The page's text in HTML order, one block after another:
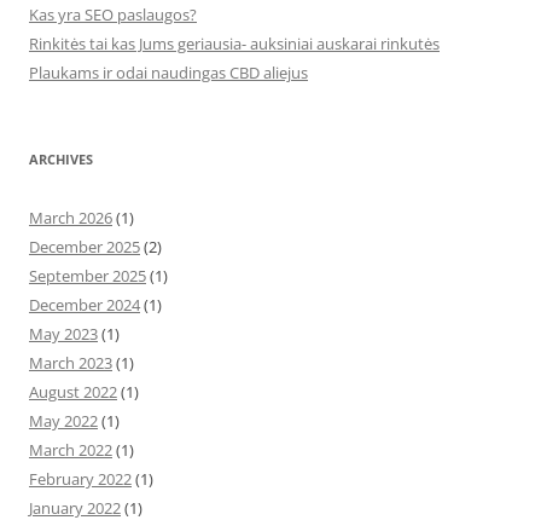
Kas yra SEO paslaugos?
Rinkitės tai kas Jums geriausia- auksiniai auskarai rinkutės
Plaukams ir odai naudingas CBD aliejus
ARCHIVES
March 2026(1)
December 2025(2)
September 2025(1)
December 2024(1)
May 2023(1)
March 2023(1)
August 2022(1)
May 2022(1)
March 2022(1)
February 2022(1)
January 2022(1)